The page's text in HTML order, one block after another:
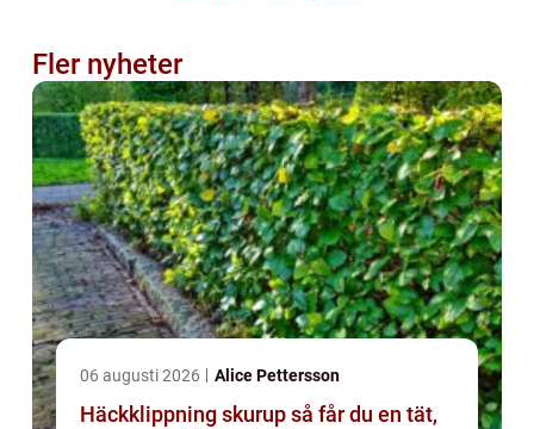
Fler nyheter
06 augusti 2026 Alice Pettersson
Häckklippning skurup så får du en tät,